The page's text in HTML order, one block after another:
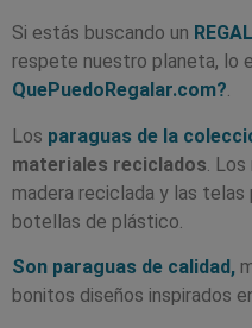
Si estás buscando un
respete nuestro planeta, lo
QuePuedoRegalar.com?.
Los paraguas de la
materiales reciclados .
madera reciclada y las
botellas de plástico.
Son paraguas de calidad,
bonitos diseños inspirados